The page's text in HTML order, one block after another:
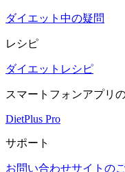
ダイエット中の疑問
レシピ
ダイエットレシピ
スマートフォンアプリ
DietPlus Pro
サポート
お問い合わせサイトの